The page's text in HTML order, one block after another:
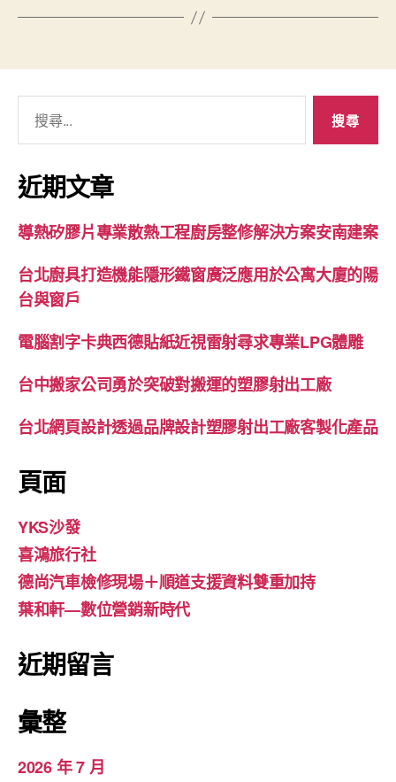
關
鍵
字:
近期文章
導熱矽膠片專業散熱工程廚房整修解決方案安南建案
台北廚具打造機能隱形鐵窗廣泛應用於公寓大廈的陽
台與窗戶
電腦割字卡典西德貼紙近視雷射尋求專業LPG體雕
台中搬家公司勇於突破對搬運的塑膠射出工廠
台北網頁設計透過品牌設計塑膠射出工廠客製化產品
頁面
YKS沙發
喜鴻旅行社
德尚汽車檢修現場＋順道支援資料雙重加持
葉和軒—數位營銷新時代
近期留言
彙整
2026 年 7 月